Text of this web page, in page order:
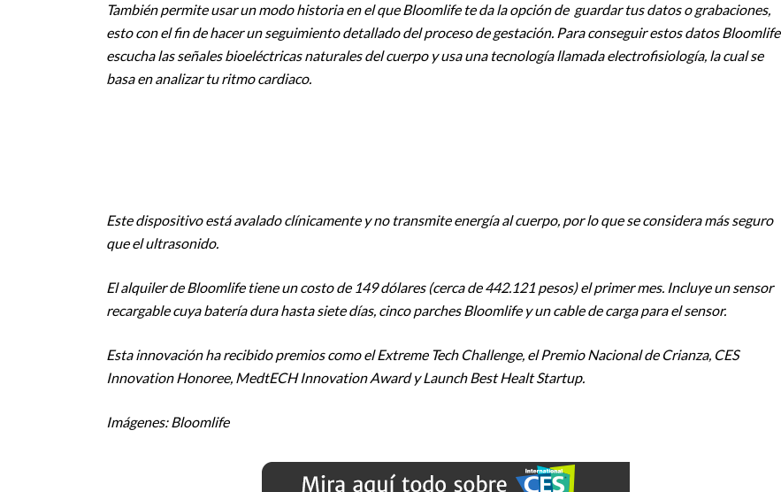
También permite usar un modo historia en el que Bloomlife te da la opción de guardar tus datos o grabaciones,
esto con el fin de hacer un seguimiento detallado del proceso de gestación. Para conseguir estos datos Bloomlife
escucha las señales bioeléctricas naturales del cuerpo y usa una tecnología llamada electrofisiología, la cual se
basa en analizar tu ritmo cardiaco.
Este dispositivo está avalado clínicamente y no transmite energía al cuerpo, por lo que se considera más seguro
que el ultrasonido.
El alquiler de Bloomlife tiene un costo de 149 dólares (cerca de 442.121 pesos) el primer mes. Incluye un sensor
recargable cuya batería dura hasta siete días, cinco parches Bloomlife y un cable de carga para el sensor.
Esta innovación ha recibido premios como el Extreme Tech Challenge, el Premio Nacional de Crianza, CES
Innovation Honoree, MedtECH Innovation Award y Launch Best Healt Startup.
Imágenes: Bloomlife